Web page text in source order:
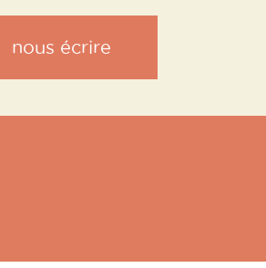
nous écrire